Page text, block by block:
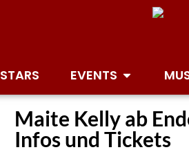
STARS EVENTS
Maite Kelly ab
Infos und Tickets